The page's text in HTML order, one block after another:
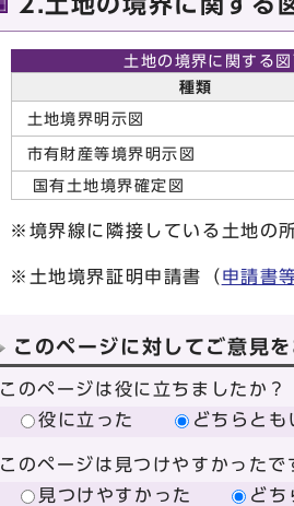
土地の境界に関する
種類
土地境界明示図
市有財産等境界明示図
国有土地境界確定図
※境界線に隣接している土地の
※土地境界証明申請書（ 申請書
このページに対してご意見
このページは役に立ちましたか？
役に立った
どちらとも
このページは見つけやすかったで
見つけやすかった
どち